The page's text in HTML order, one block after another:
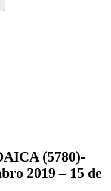
(5780)-
2019 – 15 de